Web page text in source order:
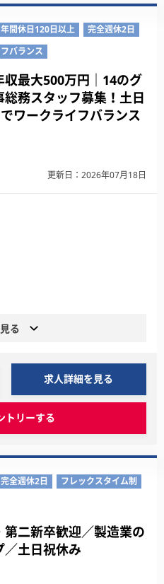
年間休日120日以上
完全週休2日
バランス
最大500万円｜14のグ
務スタッフ募集！土日
ワークライフバランス
更新日：2026年07月18日
る
求人詳細を見る
トリーする
完全週休2日
フレックスタイム制
二新卒歓迎／製造業の
土日祝休み